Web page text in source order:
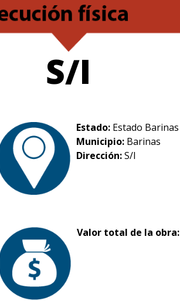
S/I
Estado: Estado Barinas
Municipio: Barinas
Dirección:S/I
Valor total de la obra: